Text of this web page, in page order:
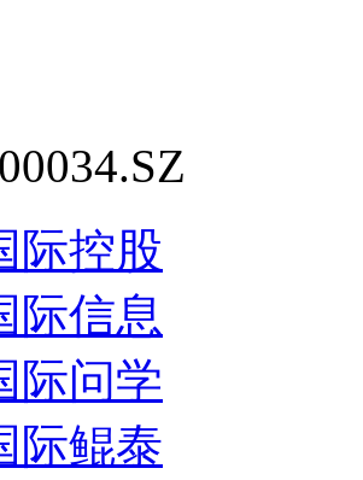
际控股
际信息
际问学
际鲲泰